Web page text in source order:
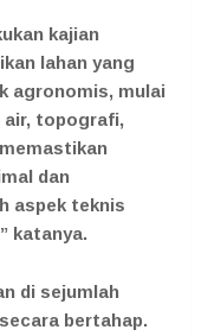
kajian
lahan yang
agronomis, mulai
air, topografi,
dan
aspek teknis
katanya.
di sejumlah
bertahap.